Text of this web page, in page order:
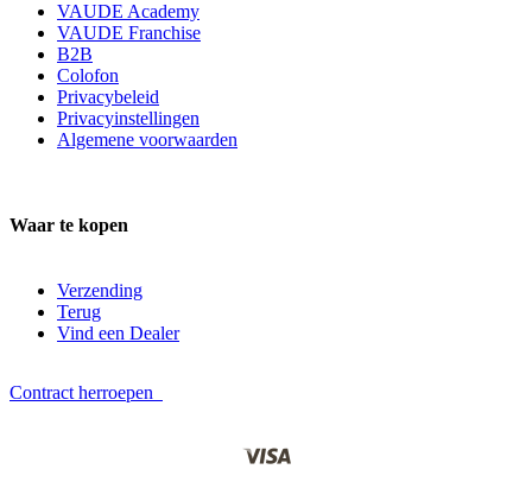
VAUDE Academy
VAUDE Franchise
B2B
Colofon
Privacybeleid
Privacyinstellingen
Algemene voorwaarden
Waar te kopen
Verzending
Terug
Vind een Dealer
Contract herroepen